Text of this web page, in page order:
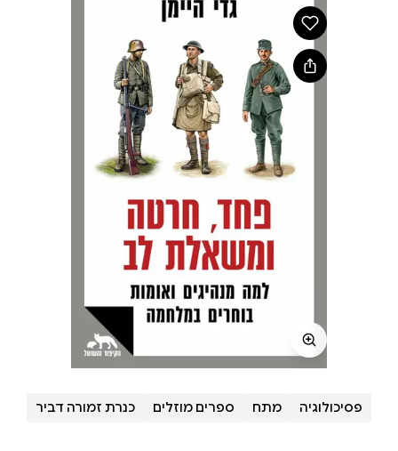
פסיכולוגיה מתח ספרים מוזלים כנרת זמורה דביר